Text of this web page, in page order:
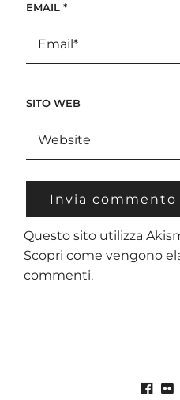
EMAIL *
SITO WEB
Questo sito utilizza
Scopri come vengono
commenti.